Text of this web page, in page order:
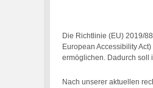
Die Richtlinie (EU) 2019/
European Accessibility
ermöglichen. Dadurch soll
Nach unserer aktuellen